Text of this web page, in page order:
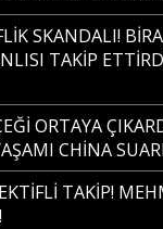
SKANDALI!
TAKİP
ORTAYA
CHİNA
TAKİP!